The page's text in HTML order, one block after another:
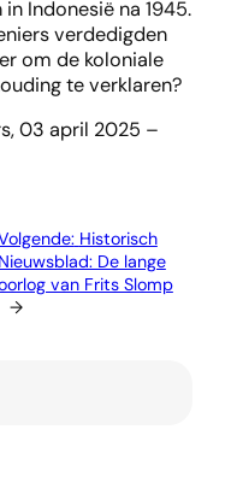
Indonesië na 1945.
verdedigden
om de koloniale
te verklaren?
03 april 2025 –
Historisch
Nieuwsblad: De lange
van Frits Slomp
→